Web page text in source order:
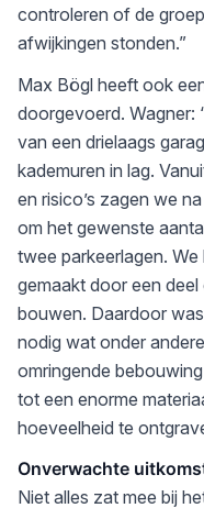
controleren of de
afwijkingen stonden.”
Max Bögl heeft ook
doorgevoerd. Wagner:
van een drielaags
kademuren in lag.
en risico’s zagen we
om het gewenste
twee parkeerlagen.
gemaakt door een
bouwen. Daardoor
nodig wat onder
omringende
tot een enorme
hoeveelheid te
Onverwachte
Niet alles zat mee bij